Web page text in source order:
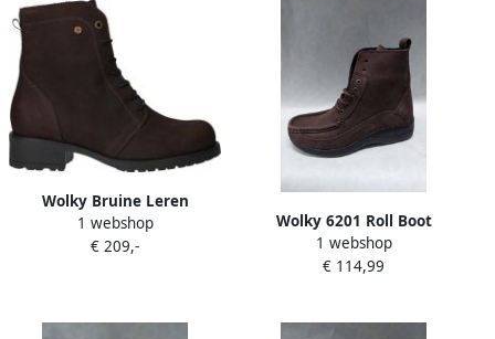
Wolky Bruine Leren
Veterlaarzen Comfortabel
Brown Dames
1 webshop
€ 209,-
Wolky 6201 Roll Boot
veterboots bruin
1 webshop
€ 114,99